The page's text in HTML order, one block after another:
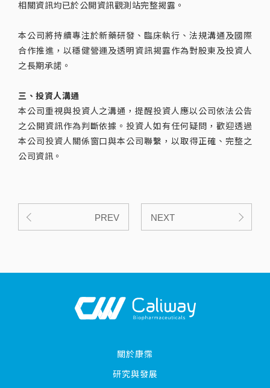
相關資訊均已於公開資訊觀測站完整揭露。
本公司將持續專注於新藥研發、臨床執行、法規溝通及國際
合作推進，以穩健營運及透明資訊揭露作為對股東及投資人
之長期承諾。
三、投資人溝通
本公司重視與投資人之溝通，提醒投資人應以公司依法公告
之公開資訊作為判斷依據。投資人如有任何疑問，歡迎透過
本公司投資人關係窗口與本公司聯繫，以取得正確、完整之
公司資訊。
PREV NEXT
關於康霈
研究與發展